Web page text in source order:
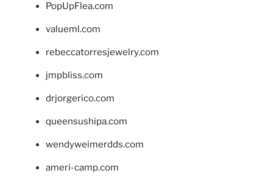
PopUpFlea.com
valueml.com
rebeccatorresjewelry.com
jmpbliss.com
drjorgerico.com
queensushipa.com
wendyweimerdds.com
ameri-camp.com